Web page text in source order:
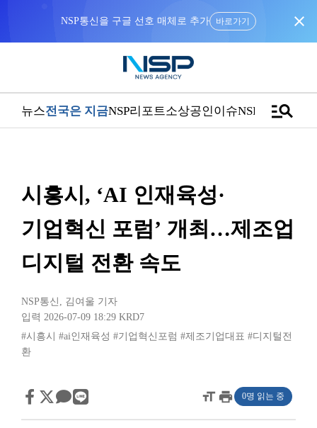
NSP통신을 구글 선호 매체로 추가 바로가기 close
뉴스전국은 지금NSP리포트소상공인이슈NSPTVmanage_search
시흥시, ‘AI 인재육성·
기업혁신 포럼’ 개최…제조업
디지털 전환 속도
NSP통신 , 김여울 기자
입력 2026-07-09 18:29 KRD7
#시흥시
#ai인재육성 #기업혁신포럼 #제조기업대표 #디지털전
환
format_sizeprint 0명 읽는 중